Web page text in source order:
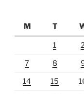
M
T
1
7 8
14 15